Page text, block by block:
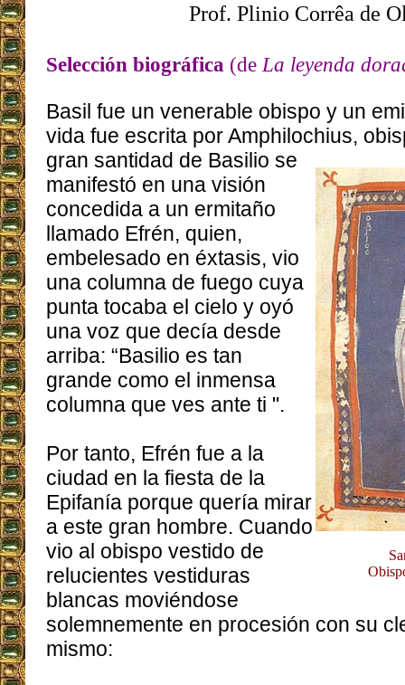
Prof. Plinio Corrêa de
Selección biográfica (de La leyenda
Basil fue un venerable obispo y un
vida fue escrita por Amphilochius,
gran santidad de Basilio se
manifestó en una visión
concedida a un ermitaño
llamado Efrén, quien,
embelesado en éxtasis, vio
una columna de fuego cuya
punta tocaba el cielo y oyó
una voz que decía desde
arriba: “Basilio es tan
grande como el inmensa
columna que ves ante ti ".
Por tanto, Efrén fue a la
ciudad en la fiesta de la
Epifanía porque quería mirar
a este gran hombre. Cuando
vio al obispo vestido de
relucientes vestiduras
blancas moviéndose
solemnemente en procesión con su
mismo: